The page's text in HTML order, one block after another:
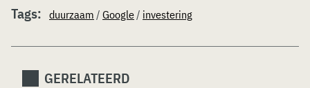
Tags: duurzaam / Google/ investering
GERELATEERD